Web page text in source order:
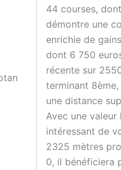
44 courses,
démontre une
enrichie de
dont 6 750
récente sur
terminant
une distance
Avec une
intéressant de
2325 mètres
0, il bénéficiera